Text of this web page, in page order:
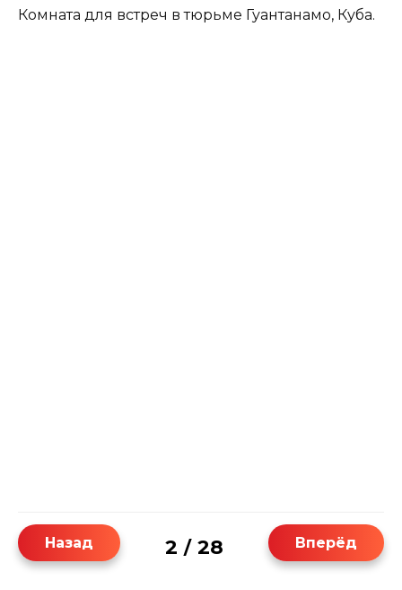
Комната для встреч в тюрьме Гуантанамо, Куба.
Назад Вперёд
2 / 28